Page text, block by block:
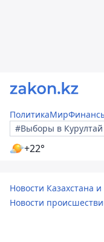
ПолитикаМир
#Выборы в Курултай
+22°
Новости Казахстана
Новости